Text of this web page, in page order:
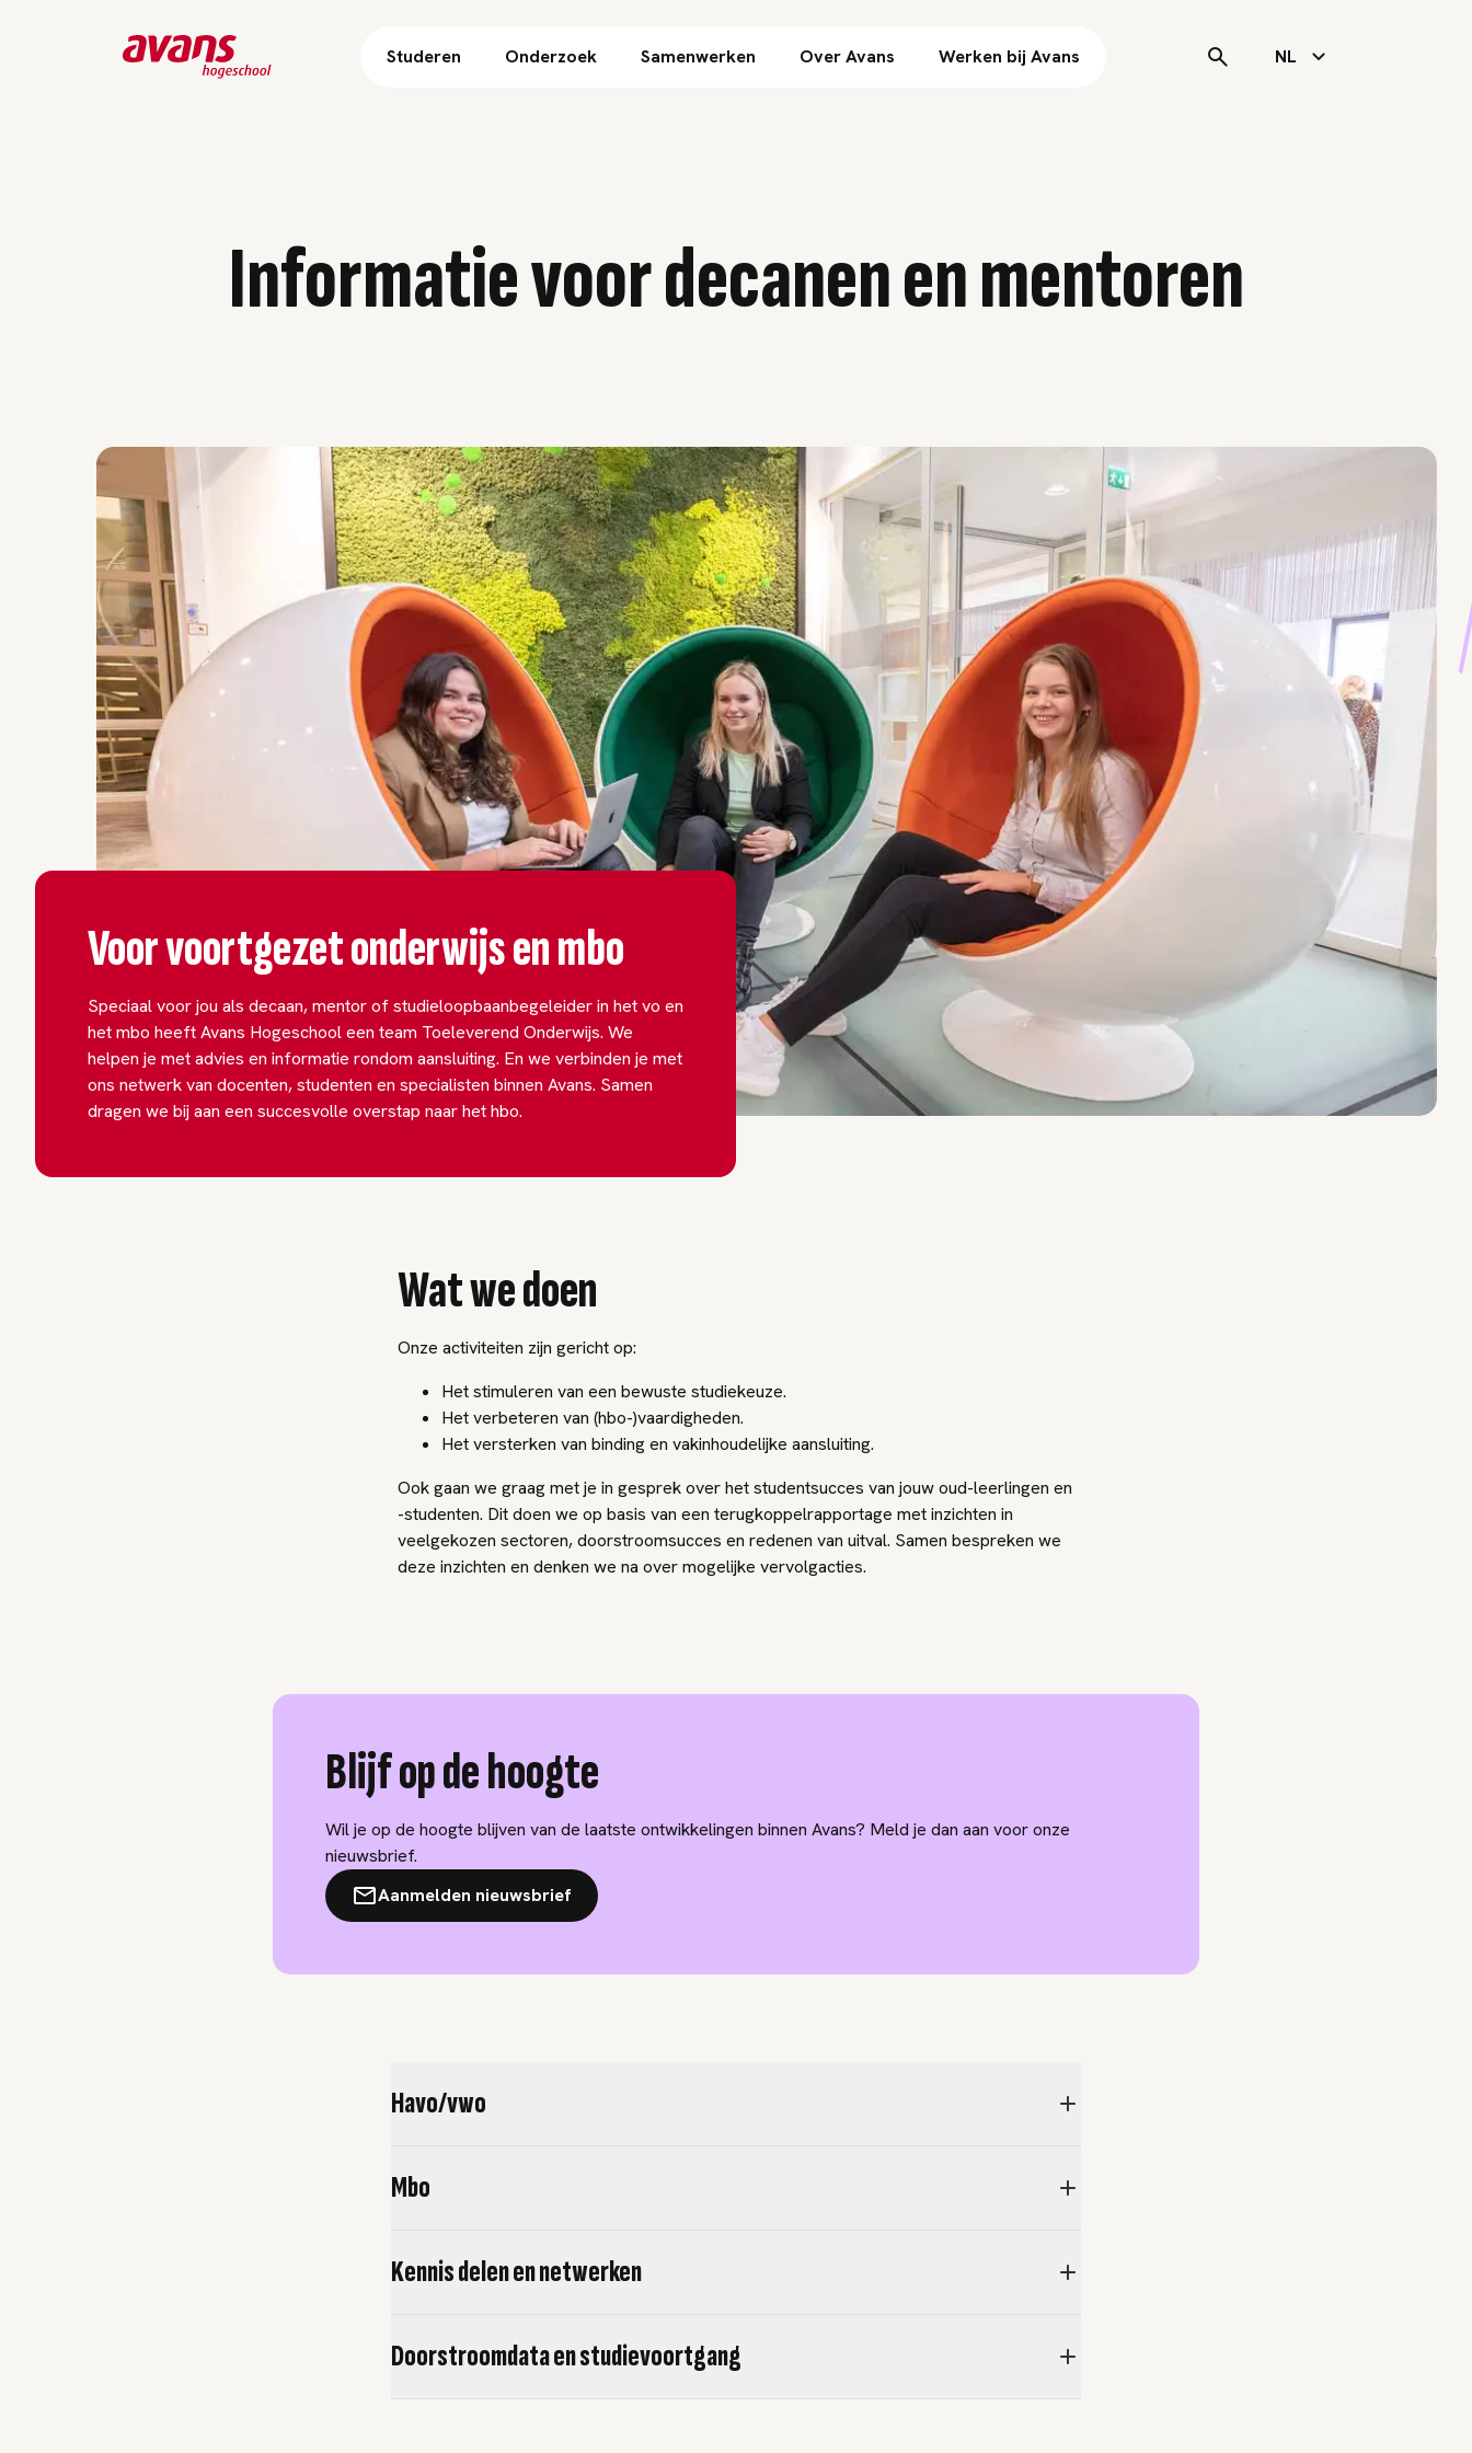
Direct naar inhoud
Studeren Onderzoek Samenwerken Over Avans Werken bij Avans NL
Informatie voor decanen en mentoren
Voor voortgezet onderwijs en mbo
Speciaal voor jou als decaan, mentor of studieloopbaanbegeleider in het vo en
het mbo heeft Avans Hogeschool een team Toeleverend Onderwijs. We
helpen je met advies en informatie rondom aansluiting. En we verbinden je met
ons netwerk van docenten, studenten en specialisten binnen Avans. Samen
dragen we bij aan een succesvolle overstap naar het hbo.
Wat we doen
Onze activiteiten zijn gericht op:
Het stimuleren van een bewuste studiekeuze.
Het verbeteren van (hbo-)vaardigheden.
Het versterken van binding en vakinhoudelijke aansluiting.
Ook gaan we graag met je in gesprek over het studentsucces van jouw oud-leerlingen en
-studenten. Dit doen we op basis van een terugkoppelrapportage met inzichten in
veelgekozen sectoren, doorstroomsucces en redenen van uitval. Samen bespreken we
deze inzichten en denken we na over mogelijke vervolgacties.
Blijf op de hoogte
Wil je op de hoogte blijven van de laatste ontwikkelingen binnen Avans? Meld je dan aan voor onze
nieuwsbrief.
Aanmelden nieuwsbrief
Havo/vwo
Mbo
Kennis delen en netwerken
Doorstroomdata en studievoortgang